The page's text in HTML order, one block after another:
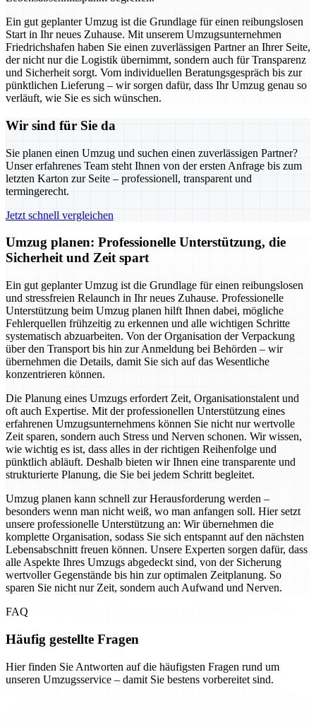
Ein gut geplanter Umzug ist die Grundlage für einen reibungslosen
Start in Ihr neues Zuhause. Mit unserem Umzugsunternehmen
Friedrichshafen haben Sie einen zuverlässigen Partner an Ihrer Seite,
der nicht nur die Logistik übernimmt, sondern auch für Transparenz
und Sicherheit sorgt. Vom individuellen Beratungsgespräch bis zur
pünktlichen Lieferung – wir sorgen dafür, dass Ihr Umzug genau so
verläuft, wie Sie es sich wünschen.
Wir sind für Sie da
Sie planen einen Umzug und suchen einen zuverlässigen Partner?
Unser erfahrenes Team steht Ihnen von der ersten Anfrage bis zum
letzten Karton zur Seite – professionell, transparent und
termingerecht.
Jetzt schnell vergleichen
Umzug planen: Professionelle Unterstützung, die
Sicherheit und Zeit spart
Ein gut geplanter Umzug ist die Grundlage für einen reibungslosen
und stressfreien Relaunch in Ihr neues Zuhause. Professionelle
Unterstützung beim Umzug planen hilft Ihnen dabei, mögliche
Fehlerquellen frühzeitig zu erkennen und alle wichtigen Schritte
systematisch abzuarbeiten. Von der Organisation der Verpackung
über den Transport bis hin zur Anmeldung bei Behörden – wir
übernehmen die Details, damit Sie sich auf das Wesentliche
konzentrieren können.
Die Planung eines Umzugs erfordert Zeit, Organisationstalent und
oft auch Expertise. Mit der professionellen Unterstützung eines
erfahrenen Umzugsunternehmens können Sie nicht nur wertvolle
Zeit sparen, sondern auch Stress und Nerven schonen. Wir wissen,
wie wichtig es ist, dass alles in der richtigen Reihenfolge und
pünktlich abläuft. Deshalb bieten wir Ihnen eine transparente und
strukturierte Planung, die Sie bei jedem Schritt begleitet.
Umzug planen kann schnell zur Herausforderung werden –
besonders wenn man nicht weiß, wo man anfangen soll. Hier setzt
unsere professionelle Unterstützung an: Wir übernehmen die
komplette Organisation, sodass Sie sich entspannt auf den nächsten
Lebensabschnitt freuen können. Unsere Experten sorgen dafür, dass
alle Aspekte Ihres Umzugs abgedeckt sind, von der Sicherung
wertvoller Gegenstände bis hin zur optimalen Zeitplanung. So
sparen Sie nicht nur Zeit, sondern auch Aufwand und Nerven.
FAQ
Häufig gestellte Fragen
Hier finden Sie Antworten auf die häufigsten Fragen rund um
unseren Umzugsservice – damit Sie bestens vorbereitet sind.